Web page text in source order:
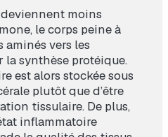
moins
le corps peine à
aminés vers les
la synthèse protéique.
est alors stockée sous
plutôt que d’être
tissulaire. De plus,
inflammatoire